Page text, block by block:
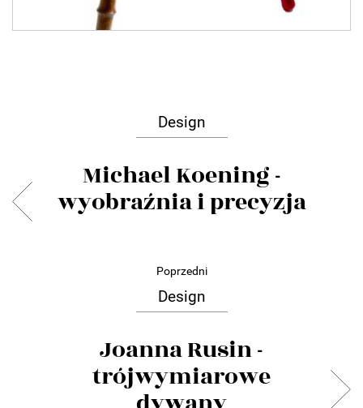
Design
Michael Koening -
wyobraźnia i precyzja
Poprzedni
Design
Joanna Rusin -
trójwymiarowe